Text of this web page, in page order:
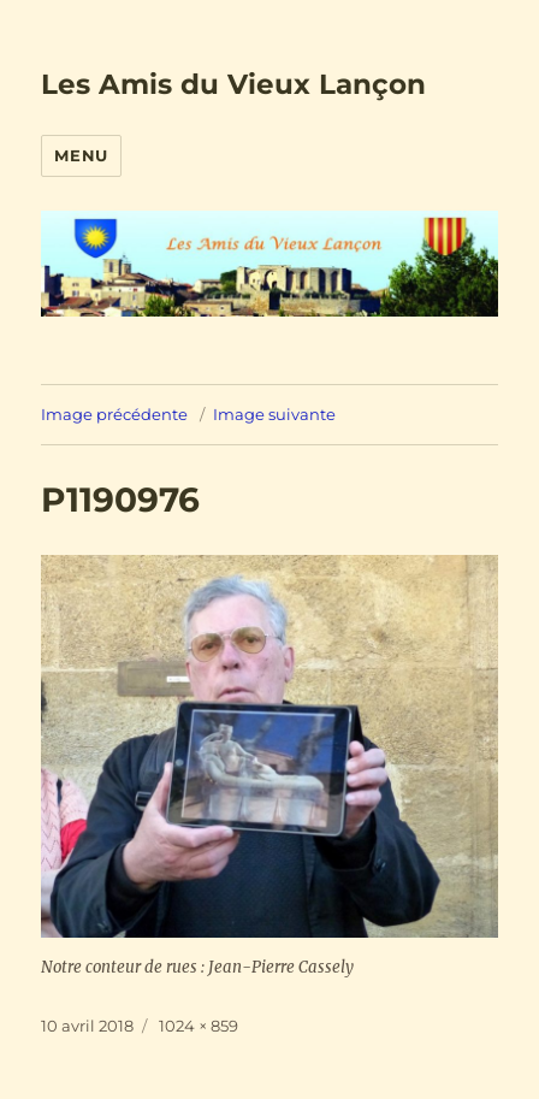
Les Amis du Vieux Lançon
MENU
Image précédente Image suivante
P1190976
Notre conteur de rues : Jean-Pierre Cassely
Publié
10 avril 2018
Taille
1024 × 859